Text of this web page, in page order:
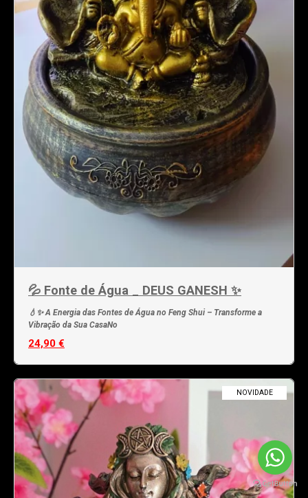
💦 Fonte de Água _ DEUS GANESH ✨
💧✨ A Energia das Fontes de Água no Feng Shui – Transforme a
Vibração da Sua CasaNo
24,90 €
NOVIDADE